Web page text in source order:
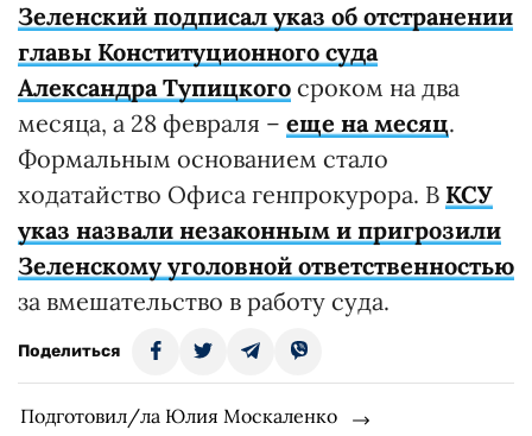
Зеленский подписал указ об отстранении
главы Конституционного суда
Александра Тупицкого сроком на два
месяца, а 28 февраля – еще на месяц.
Формальным основанием стало
ходатайство Офиса генпрокурора. В КСУ
указ назвали незаконным и пригрозили
Зеленскому уголовной ответственностью
за вмешательство в работу суда.
Поделиться
Подготовил/ла Юлия Москаленко